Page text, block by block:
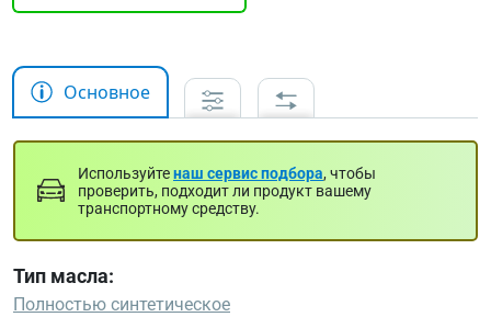
Основное
Используйтенаш сервис подбора, чтобы
проверить, подходит ли продукт вашему
транспортному средству.
Тип масла:
Полностью синтетическое